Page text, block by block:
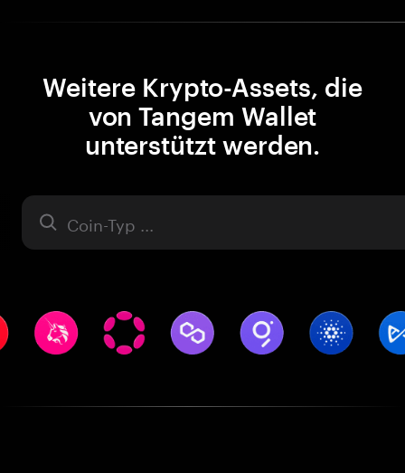
Weitere Krypto-Assets, die
von Tangem Wallet
unterstützt werden.
Asset